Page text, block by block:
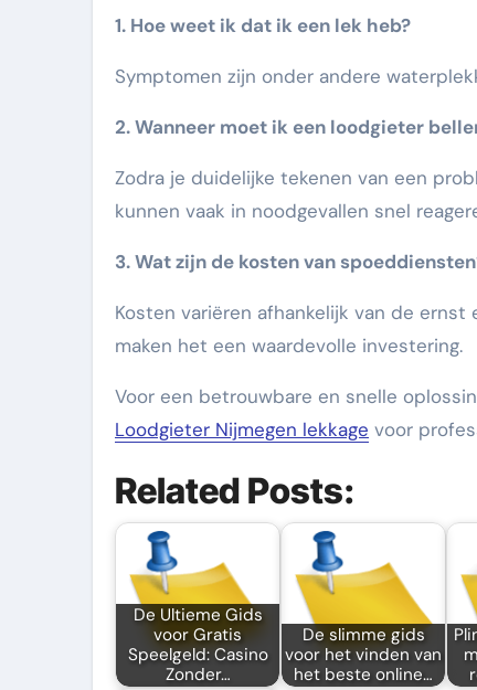
1. Hoe weet ik dat ik een lek heb?
Symptomen zijn onder andere
2. Wanneer moet ik een loodgieter
Zodra je duidelijke tekenen van een
kunnen vaak in noodgevallen snel
3. Wat zijn de kosten van
Kosten variëren afhankelijk van de
maken het een waardevolle investering.
Voor een betrouwbare en snelle
Loodgieter Nijmegen lekkage voor
Related Posts:
De Ultieme Gids
voor Gratis
Speelgeld: Casino
Zonder…
De slimme gids
voor het vinden van
het beste online…